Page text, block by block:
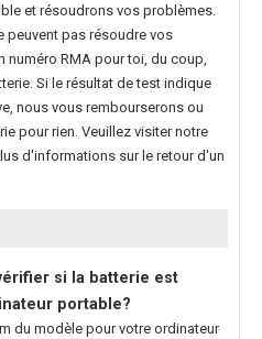
et résoudrons vos problèmes.
peuvent pas résoudre vos
numéro RMA pour toi, du coup,
Si le résultat de test indique
nous vous rembourserons ou
pour rien. Veuillez visiter notre
d'informations sur le retour d'un
si la batterie est
portable?
du modèle pour votre ordinateur